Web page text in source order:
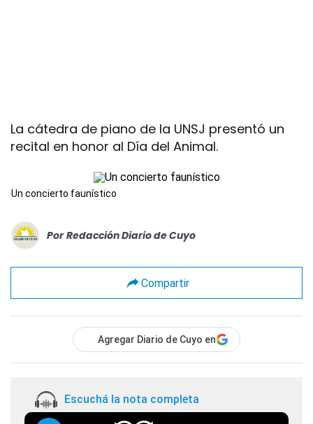
La cátedra de piano de la UNSJ presentó un
recital en honor al Día del Animal.
Un concierto faunístico
Por Redacción Diario de Cuyo
Compartir
Agregar Diario de Cuyo en
Escuchá la nota completa